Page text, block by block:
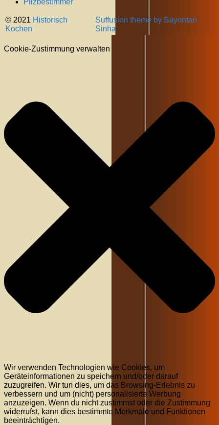
© 2021 Historisch
Kochen
Suffusion theme by Sayontan
Sinha
Cookie-Zustimmung verwalten
Wir verwenden Technologien wie Cookies, um
Geräteinformationen zu speichern und/oder darauf
zuzugreifen. Wir tun dies, um das Browsing-Erlebnis zu
verbessern und um (nicht) personalisierte Werbung
anzuzeigen. Wenn du nicht zustimmst oder die Zustimmung
widerrufst, kann dies bestimmte Merkmale und Funktionen
beeinträchtigen.